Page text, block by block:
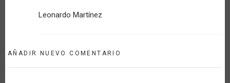
Excel
jarias
Leonardo Martínez
AÑADIR NUEVO COMENTARIO